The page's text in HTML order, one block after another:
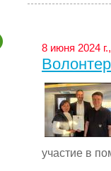
8 июня 2024
участие в